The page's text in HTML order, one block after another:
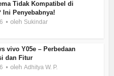
Tidak Kompatibel di
Ini Penyebabnya!
oleh Sukindar
vivo Y05e – Perbedaan
dan Fitur
olehAdhitya W. P.